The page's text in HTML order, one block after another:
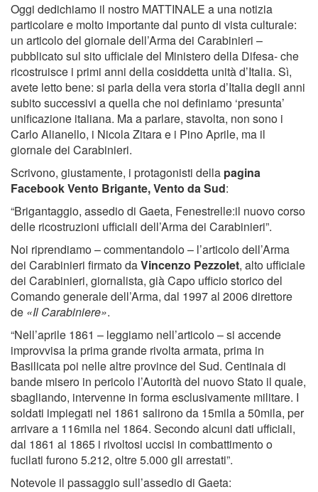
Oggi dedichiamo il nostro MATTINALE a una notizia
particolare e molto importante dal punto di vista culturale:
un articolo del giornale dell’Arma dei Carabinieri –
pubblicato sul sito ufficiale del Ministero della Difesa- che
ricostruisce i primi anni della cosiddetta unità d’Italia. Sì,
avete letto bene: si parla della vera storia d’Italia degli anni
subito successivi a quella che noi definiamo ‘presunta’
unificazione italiana. Ma a parlare, stavolta, non sono i
Carlo Alianello, i Nicola Zitara e i Pino Aprile, ma il
giornale dei Carabinieri.
Scrivono, giustamente, i protagonisti della pagina
Facebook Vento Brigante, Vento da Sud:
“Brigantaggio, assedio di Gaeta, Fenestrelle:il nuovo corso
delle ricostruzioni ufficiali dell’Arma dei Carabinieri”.
Noi riprendiamo – commentandolo – l’articolo dell’Arma
dei Carabinieri firmato daVincenzo Pezzolet, alto ufficiale
dei Carabinieri, giornalista, già Capo ufficio storico del
Comando generale dell’Arma, dal 1997 al 2006 direttore
de «Il Carabiniere».
“Nell’aprile 1861 – leggiamo nell’articolo – si accende
improvvisa la prima grande rivolta armata, prima in
Basilicata poi nelle altre province del Sud. Centinaia di
bande misero in pericolo l’Autorità del nuovo Stato il quale,
sbagliando, intervenne in forma esclusivamente militare. I
soldati impiegati nel 1861 salirono da 15mila a 50mila, per
arrivare a 116mila nel 1864. Secondo alcuni dati ufficiali,
dal 1861 al 1865 i rivoltosi uccisi in combattimento o
fucilati furono 5.212, oltre 5.000 gli arrestati”.
Notevole il passaggio sull’assedio di Gaeta: